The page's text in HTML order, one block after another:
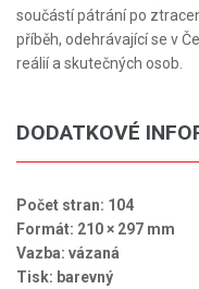
součástí pátrání po
příběh, odehrávající se v
reálií a skutečných osob.
DODATKOVÉ
Počet stran: 104
Formát: 210 × 297 mm
Vazba: vázaná
Tisk: barevný